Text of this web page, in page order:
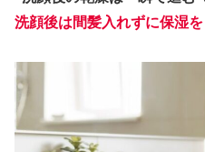
洗顔後は間髪入れずに保湿